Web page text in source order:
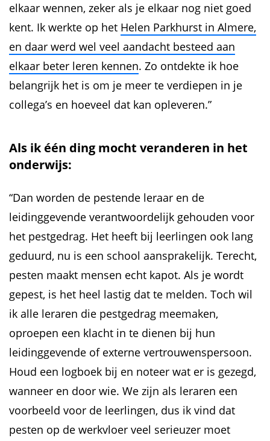
elkaar wennen, zeker als je elkaar nog niet goed
kent. Ik werkte op het Helen Parkhurst in Almere,
en daar werd wel veel aandacht besteed aan
elkaar beter leren kennen. Zo ontdekte ik hoe
belangrijk het is om je meer te verdiepen in je
collega’s en hoeveel dat kan opleveren.”
Als ik één ding mocht veranderen in het
onderwijs:
“Dan worden de pestende leraar en de
leidinggevende verantwoordelijk gehouden voor
het pestgedrag. Het heeft bij leerlingen ook lang
geduurd, nu is een school aansprakelijk. Terecht,
pesten maakt mensen echt kapot. Als je wordt
gepest, is het heel lastig dat te melden. Toch wil
ik alle leraren die pestgedrag meemaken,
oproepen een klacht in te dienen bij hun
leidinggevende of externe vertrouwenspersoon.
Houd een logboek bij en noteer wat er is gezegd,
wanneer en door wie. We zijn als leraren een
voorbeeld voor de leerlingen, dus ik vind dat
pesten op de werkvloer veel serieuzer moet